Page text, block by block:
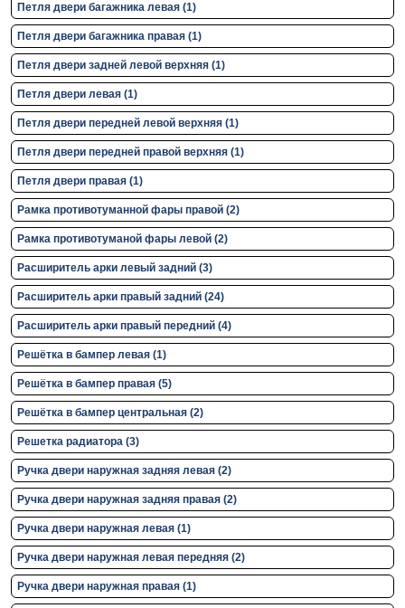
Петля двери багажника левая (1)
Петля двери багажника правая (1)
Петля двери задней левой верхняя (1)
Петля двери левая (1)
Петля двери передней левой верхняя (1)
Петля двери передней правой верхняя (1)
Петля двери правая (1)
Рамка противотуманной фары правой (2)
Рамка противотуманой фары левой (2)
Расширитель арки левый задний (3)
Расширитель арки правый задний (24)
Расширитель арки правый передний (4)
Решётка в бампер левая (1)
Решётка в бампер правая (5)
Решётка в бампер центральная (2)
Решетка радиатора (3)
Ручка двери нaружная задняя левая (2)
Ручка двери нaружная задняя правая (2)
Ручка двери нaружная левая (1)
Ручка двери нaружная левая передняя (2)
Ручка двери нaружная правая (1)